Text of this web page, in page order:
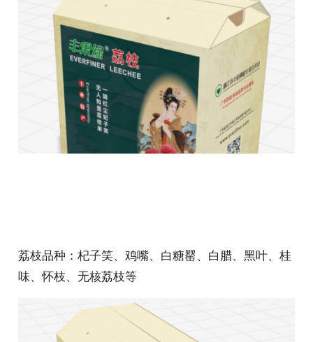
荔枝品种：杞子笑、鸡嘴、白糖罂、白腊、黑叶、桂
味、怀枝、无核荔枝等